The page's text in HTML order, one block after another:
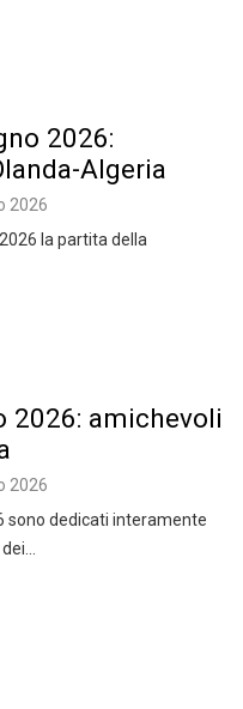
2026:
Algeria
2026
la partita della
2026: amichevoli
2026
sono dedicati interamente